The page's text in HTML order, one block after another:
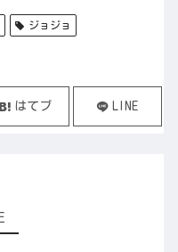
ジョジョ
はてブ LINE